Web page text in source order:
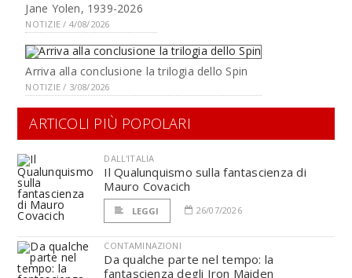
Jane Yolen, 1939-2026
NOTIZIE / 4/08/2026
Arriva alla conclusione la trilogia dello Spin
NOTIZIE / 3/08/2026
ARTICOLI PIÙ POPOLARI
DALL'ITALIA
Il Qualunquismo sulla fantascienza di
Mauro Covacich
LEGGI 26/07/2026
CONTAMINAZIONI
Da qualche parte nel tempo: la
fantascienza degli Iron Maiden